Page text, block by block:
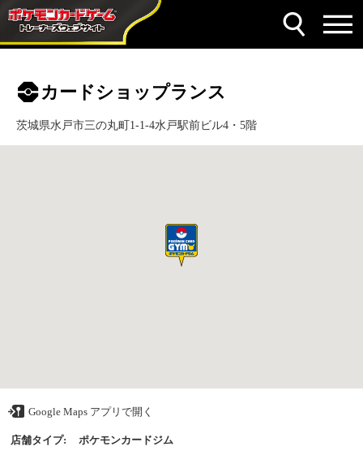
カードショップランス
茨城県水戸市三の丸町1-1-4水戸駅前ビル4・5階
Google Maps アプリで開く
店舗タイプ: ポケモンカードジム